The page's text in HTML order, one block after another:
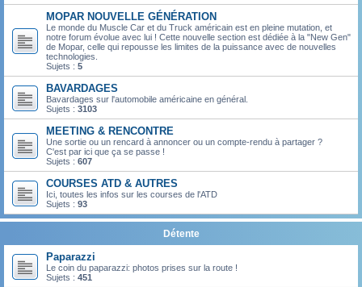
MOPAR NOUVELLE GÉNÉRATION
Le monde du Muscle Car et du Truck américain est en pleine mutation, et
notre forum évolue avec lui ! Cette nouvelle section est dédiée à la "New Gen"
de Mopar, celle qui repousse les limites de la puissance avec de nouvelles
technologies.
Sujets : 5
BAVARDAGES
Bavardages sur l'automobile américaine en général.
Sujets : 3103
MEETING & RENCONTRE
Une sortie ou un rencard à annoncer ou un compte-rendu à partager ?
C'est par ici que ça se passe !
Sujets : 607
COURSES ATD & AUTRES
Ici, toutes les infos sur les courses de l'ATD
Sujets : 93
Détente
Paparazzi
Le coin du paparazzi: photos prises sur la route !
Sujets : 451